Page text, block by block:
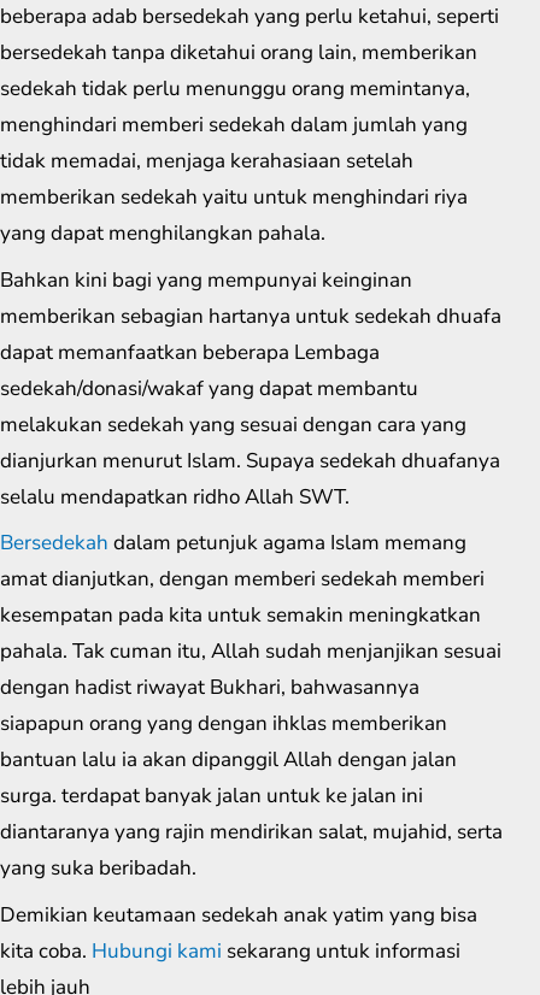
beberapa adab bersedekah yang perlu ketahui, seperti
bersedekah tanpa diketahui orang lain, memberikan
sedekah tidak perlu menunggu orang memintanya,
menghindari memberi sedekah dalam jumlah yang
tidak memadai, menjaga kerahasiaan setelah
memberikan sedekah yaitu untuk menghindari riya
yang dapat menghilangkan pahala.
Bahkan kini bagi yang mempunyai keinginan
memberikan sebagian hartanya untuk sedekah dhuafa
dapat memanfaatkan beberapa Lembaga
sedekah/donasi/wakaf yang dapat membantu
melakukan sedekah yang sesuai dengan cara yang
dianjurkan menurut Islam. Supaya sedekah dhuafanya
selalu mendapatkan ridho Allah SWT.
Bersedekah dalam petunjuk agama Islam memang
amat dianjutkan, dengan memberi sedekah memberi
kesempatan pada kita untuk semakin meningkatkan
pahala. Tak cuman itu, Allah sudah menjanjikan sesuai
dengan hadist riwayat Bukhari, bahwasannya
siapapun orang yang dengan ihklas memberikan
bantuan lalu ia akan dipanggil Allah dengan jalan
surga. terdapat banyak jalan untuk ke jalan ini
diantaranya yang rajin mendirikan salat, mujahid, serta
yang suka beribadah.
Demikian keutamaan sedekah anak yatim yang bisa
kita coba. Hubungi kami sekarang untuk informasi
lebih jauh